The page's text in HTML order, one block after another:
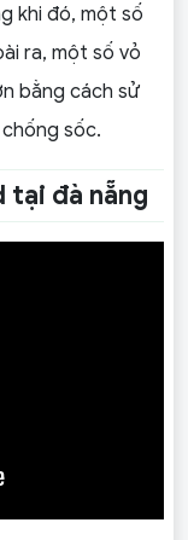
khi đó, một số
ra, một số vỏ
bằng cách sử
sốc.
tại đà nẵng